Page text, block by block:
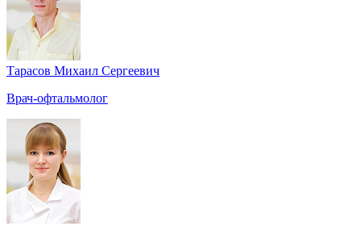
Тарасов Михаил Сергеевич
Врач-офтальмолог